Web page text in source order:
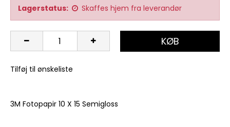
Lagerstatus: Skaffes hjem fra leverandør
KØB
Tilføj til ønskeliste
3M Fotopapir 10 X 15 Semigloss